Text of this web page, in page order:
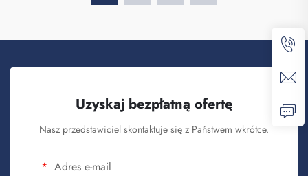
Uzyskaj bezpłatną ofertę
Nasz przedstawiciel skontaktuje się z Państwem wkrótce.
Adres e-mail